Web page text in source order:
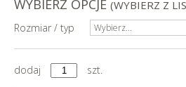
WYBIERZ OPCJE (WYBIERZ Z
Rozmiar / typ Wybierz...
dodaj szt.